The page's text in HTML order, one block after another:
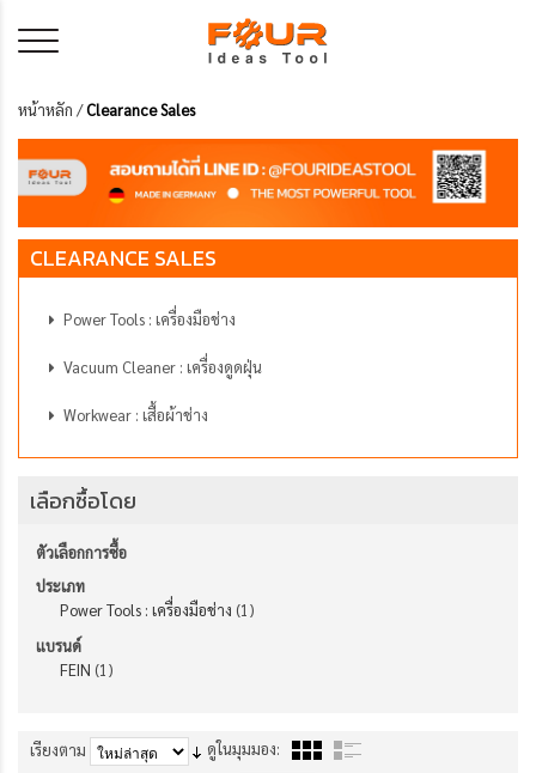
หน้าหลัก /Clearance Sales
CLEARANCE SALES
Power Tools : เครื่องมือช่าง
Vacuum Cleaner : เครื่องดูดฝุ่น
Workwear : เสื้อผ้าช่าง
เลือกซื้อโดย
ตัวเลือกการซื้อ
ประเภท
Power Tools : เครื่องมือช่าง (1)
แบรนด์
FEIN (1)
เรียงตาม
ดูในมุมมอง: